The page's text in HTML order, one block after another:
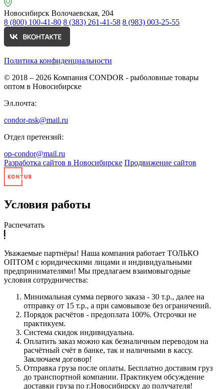
Новосибирск Волочаевская, 204
8 (800) 100-41-80 8 (383) 261-41-58 8 (983) 003-25-55
Политика конфиденциальности
© 2018 – 2026 Компания CONDOR - рыболовные товары
оптом в Новосибирске
Эл.почта:
condor-nsk@mail.ru
Отдел претензий:
op-condor@mail.ru
Разработка сайтов в Новосибирске Продвижение сайтов
Условия работы
Распечатать
Уважаемые партнёры! Наша компания работает ТОЛЬКО
ОПТОМ с юридическими лицами и индивидуальными
предпринимателями! Мы предлагаем взаимовыгодные
условия сотрудничества:
Минимальная сумма первого заказа - 30 т.р., далее на
отправку от 15 т.р., а при самовывозе без ограничений.
Порядок расчётов - предоплата 100%. Отсрочки не
практикуем.
Система скидок индивидуальна.
Оплатить заказ можно как безналичным переводом на
расчётный счёт в банке, так и наличными в кассу.
Заключаем договор!
Отправка груза после оплаты. Бесплатно доставим груз
до транспортной компании. Практикуем обсуждение
доставки груза по г.Новосибирску до получателя!